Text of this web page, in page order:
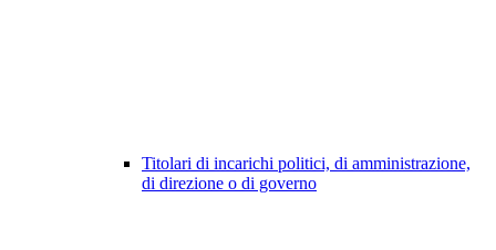
Titolari di incarichi politici, di amministrazione,
di direzione o di governo